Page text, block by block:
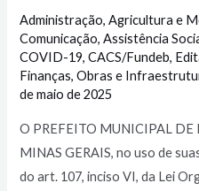
Administração,Agricultura e
Comunicação,Assistência
COVID-19,CACS/Fundeb,
Finanças,Obras e
de maio de 2025
O PREFEITO MUNICIPAL
MINAS GERAIS, no uso de
do art. 107, inciso VI, da Lei